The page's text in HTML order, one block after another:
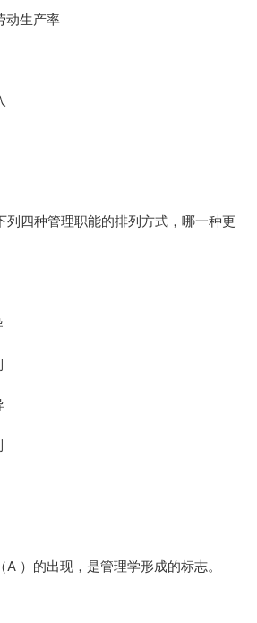
动生产率
列四种管理职能的排列方式，哪一种更
）的出现，是管理学形成的标志。